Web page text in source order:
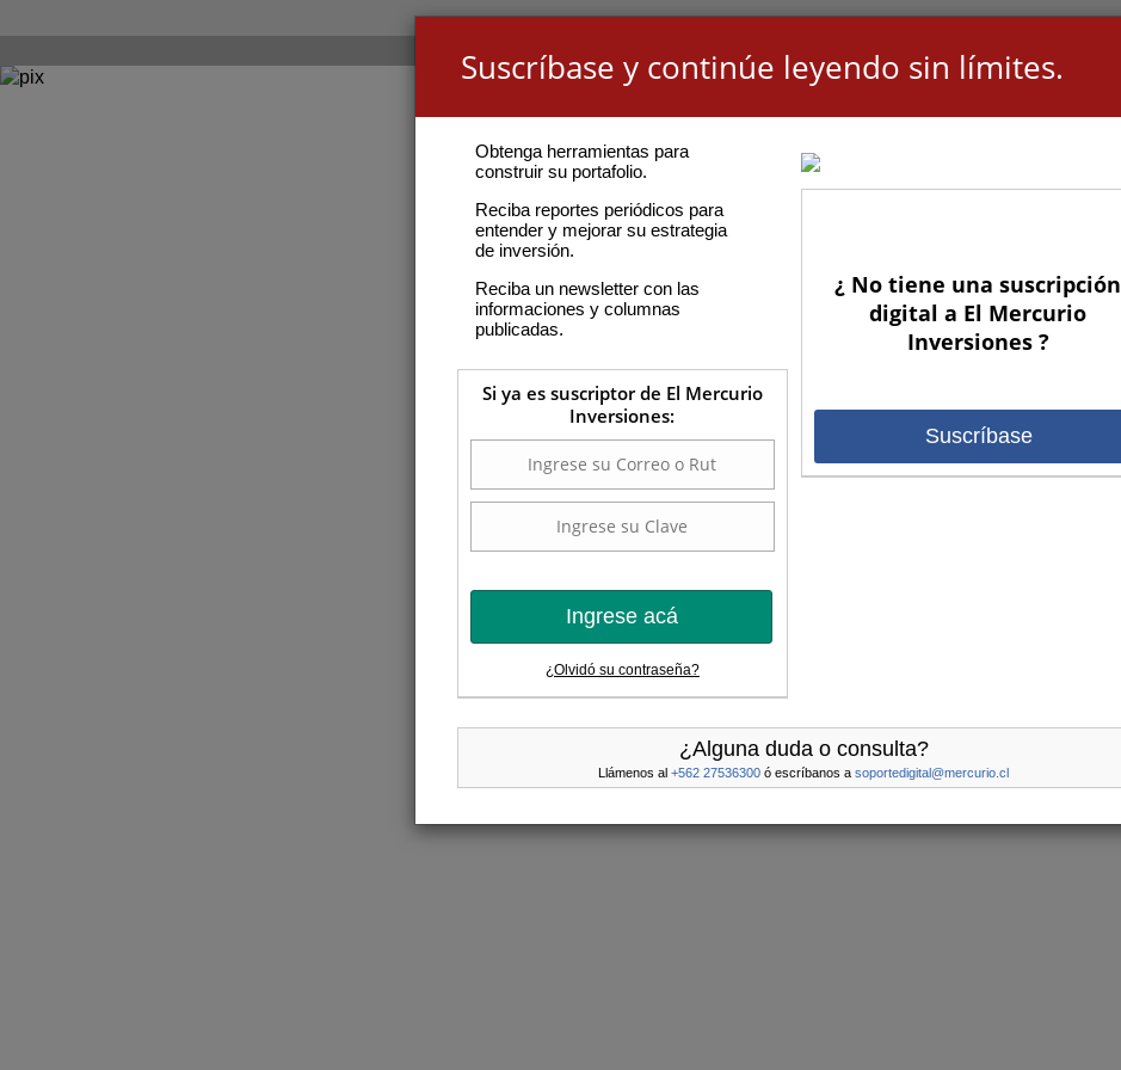
Suscríbase y continúe leyendo sin límites.
Obtenga herramientas para
construir su portafolio.
Reciba reportes periódicos para
entender y mejorar su estrategia
de inversión.
Reciba un newsletter con las
informaciones y columnas
publicadas.
Si ya es suscriptor de El Mercurio
Inversiones:
Ingrese acá
¿Olvidó su contraseña?
¿ No tiene una suscripción
digital a El Mercurio
Inversiones ?
Suscríbase
¿Alguna duda o consulta?
Llámenos al +562 27536300 ó escríbanos a soportedigital@mercurio.cl